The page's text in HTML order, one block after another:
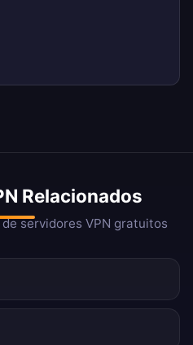
Relacionados
servidores VPN gratuitos